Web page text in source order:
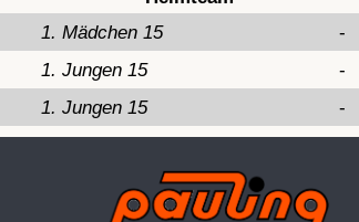
1. Mädchen 15 -
1. Jungen 15 -
1. Jungen 15 -